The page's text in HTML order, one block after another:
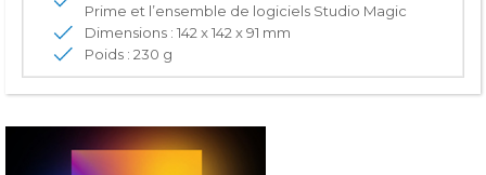
Prime et l’ensemble de logiciels Studio Magic
Dimensions : 142 x 142 x 91 mm
Poids : 230 g